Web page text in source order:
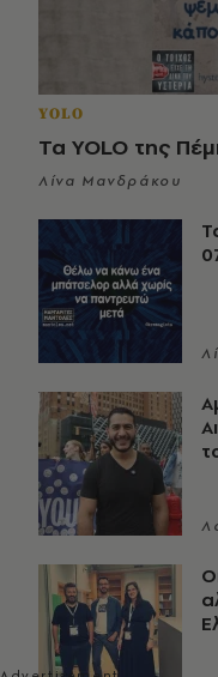
YOLO
Τα YOLO της
Λίνα Μανδράκου